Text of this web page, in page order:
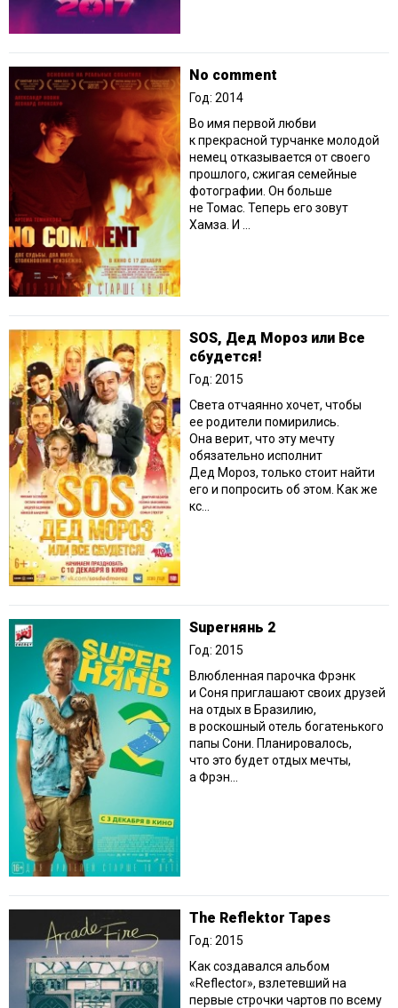
No comment
Год: 2014
Во имя первой любви
к прекрасной турчанке молодой
немец отказывается от своего
прошлого, сжигая семейные
фотографии. Он больше
не Томас. Теперь его зовут
Хамза. И ...
SOS, Дед Мороз или Все
сбудется!
Год: 2015
Света отчаянно хочет, чтобы
ее родители помирились.
Она верит, что эту мечту
обязательно исполнит
Дед Мороз, только стоит найти
его и попросить об этом. Как же
кс...
Superнянь 2
Год: 2015
Влюбленная парочка Фрэнк
и Соня приглашают своих друзей
на отдых в Бразилию,
в роскошный отель богатенького
папы Сони. Планировалось,
что это будет отдых мечты,
а Фрэн...
The Reflektor Tapes
Год: 2015
Как создавался альбом
«Reflector», взлетевший на
первые строчки чартов по всему